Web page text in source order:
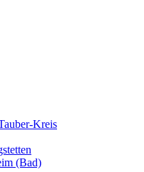
Kreis
(Bad)